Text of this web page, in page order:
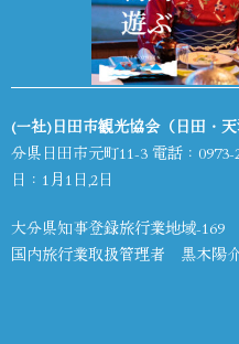
(一社)日田市観光協会（日田・
分県日田市元町11-3 電話：
日：1月1日,2日
大分県知事登録旅行業地域-169
国内旅行業取扱管理者 黒木陽